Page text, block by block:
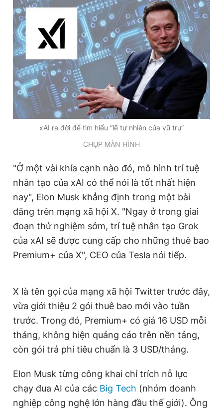
Theo dõi báo trên
Hotline
0906 645 777
Liên hệ quảng cáo
0908 780 404
Đặt báo Quảng cáo RSS Tòa soạn Chính sách bảo
Tổng biên tập: Nguyễn Ngọc Toàn
Phó tổng biên tập thường trực: Hải Thành
Phó tổng biên tập: Lâm Hiếu Dũng
Tổng thư ký tòa soạn: Đức Trung
Giấy phép xuất bản số 110/GP - BTTTT cấp ngày 24.3.2020
© 2003-2026 Bản quyền thuộc về Báo Thanh Niên. Cấm sao
chép dưới mọi hình thức nếu không có sự chấp thuận bằng văn
bản. Phát triển bởi ePi Technologies, JSC.
xAI ra đời để tìm hiểu “lẽ tự nhiên của vũ trụ”
CHỤP MÀN HÌNH
"Ở một vài khía cạnh nào đó, mô hình trí tuệ
nhân tạo của xAI có thể nói là tốt nhất hiện
nay", Elon Musk khẳng định trong một bài
đăng trên mạng xã hội X. "Ngay ở trong giai
đoạn thử nghiệm sớm, trí tuệ nhân tạo Grok
của xAI sẽ được cung cấp cho những thuê bao
Premium+ của X", CEO của Tesla nói tiếp.
X là tên gọi của mạng xã hội Twitter trước đây,
vừa giới thiệu 2 gói thuê bao mới vào tuần
trước. Trong đó, Premium+ có giá 16 USD mỗi
tháng, không hiện quảng cáo trên nền tảng,
còn gói trả phí tiêu chuẩn là 3 USD/tháng.
Elon Musk từng công khai chỉ trích nỗ lực
chạy đua AI của các Big Tech (nhóm doanh
nghiệp công nghệ lớn hàng đầu thế giới). Ông